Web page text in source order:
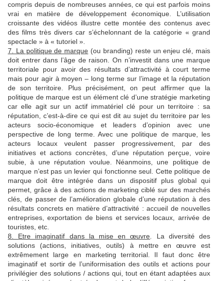
compris depuis de nombreuses années, ce qui est parfois moins
vrai en matière de développement économique. L’utilisation
croissante des vidéos illustre cette montée des contenus avec
des films très divers car s’échelonnant de la catégorie « grand
spectacle » à « tutoriel ».
7. La politique de marque (ou branding) reste un enjeu clé, mais
doit entrer dans l’âge de raison. On n’investit dans une marque
territoriale pour avoir des résultats d’attractivité à court terme
mais pour agir à moyen – long terme sur l’image et la réputation
de son territoire. Plus précisément, on peut affirmer que la
politique de marque est un élément clé d’une stratégie marketing
car elle agit sur un actif immatériel clé pour un territoire : sa
réputation, c’est-à-dire ce qui est dit au sujet du territoire par les
acteurs socio-économique et leaders d’opinion avec une
perspective de long terme. Avec une politique de marque, les
acteurs locaux veulent passer progressivement, par des
initiatives et actions concrètes, d’une réputation perçue, voire
subie, à une réputation voulue. Néanmoins, une politique de
marque n’est pas un levier qui fonctionne seul. Cette politique de
marque doit être intégrée dans un dispositif plus global qui
permet, grâce à des actions de marketing ciblé sur des marchés
clés, de passer de l’amélioration globale d’une réputation à des
résultats concrets en matière d’attractivité : accueil de nouvelles
entreprises, exportation de biens et services locaux, arrivée de
touristes, etc.
8. Etre imaginatif dans la mise en œuvre . La diversité des
solutions (actions, initiatives, outils) à mettre en œuvre est
extrêmement large en marketing territorial. Il faut donc être
imaginatif et sortir de l’uniformisation des outils et actions pour
privilégier des solutions / actions qui, tout en étant adaptées aux